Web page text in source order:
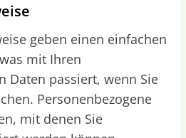
geben einen einfachen
mit Ihren
Daten passiert, wenn Sie
Personenbezogene
mit denen Sie